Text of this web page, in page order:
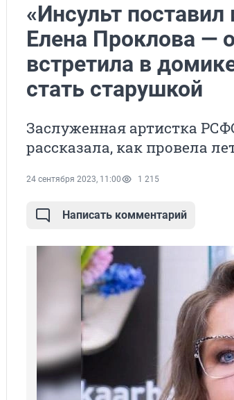
«Инсульт
Елена Проклова —
встретила в
стать старушкой
Заслуженная артистка
рассказала, как провела
24 сентября 2023, 11:00 1 215
Написать комментарий